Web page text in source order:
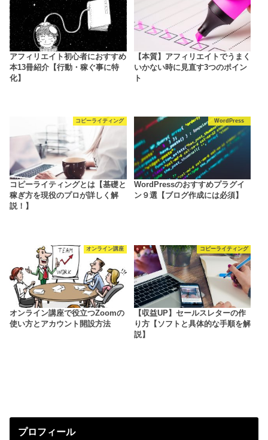
アフィリエイト初心者におすすめ
本13冊紹介【行動・稼ぐ事に特
化】
【本質】アフィリエイトでうまく
いかない時に見直す3つのポイン
ト
コピーライティング
コピーライティングとは【基礎と
稼ぎ方を現役のプロが詳しく解
説！】
WordPress
WordPressのおすすめプラグイ
ン９選【ブログ作成には必須】
オンライン講座
オンライン講座で役立つZoomの
使い方とアカウント開設方法
コピーライティング
【収益UP】セールスレターの作
り方【ソフトと具体的な手順を解
説】
プロフィール